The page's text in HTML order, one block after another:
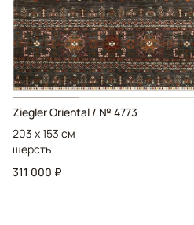
Ziegler Oriental / № 4773
203 x 153 см
шерсть
311 000 ₽